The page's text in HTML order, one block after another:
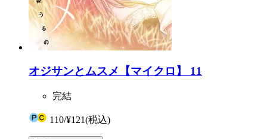
オジサンとムスメ【マイクロ】 11
完結
110/¥121(税込)